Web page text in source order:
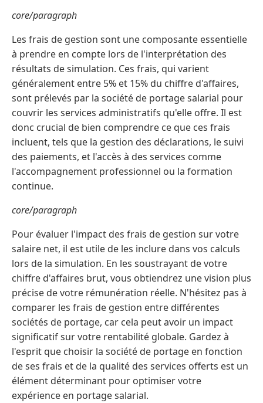
core/paragraph
Les frais de gestion sont une composante essentielle
à prendre en compte lors de l'interprétation des
résultats de simulation. Ces frais, qui varient
généralement entre 5% et 15% du chiffre d'affaires,
sont prélevés par la société de portage salarial pour
couvrir les services administratifs qu'elle offre. Il est
donc crucial de bien comprendre ce que ces frais
incluent, tels que la gestion des déclarations, le suivi
des paiements, et l'accès à des services comme
l'accompagnement professionnel ou la formation
continue.
core/paragraph
Pour évaluer l'impact des frais de gestion sur votre
salaire net, il est utile de les inclure dans vos calculs
lors de la simulation. En les soustrayant de votre
chiffre d'affaires brut, vous obtiendrez une vision plus
précise de votre rémunération réelle. N'hésitez pas à
comparer les frais de gestion entre différentes
sociétés de portage, car cela peut avoir un impact
significatif sur votre rentabilité globale. Gardez à
l'esprit que choisir la société de portage en fonction
de ses frais et de la qualité des services offerts est un
élément déterminant pour optimiser votre
expérience en portage salarial.